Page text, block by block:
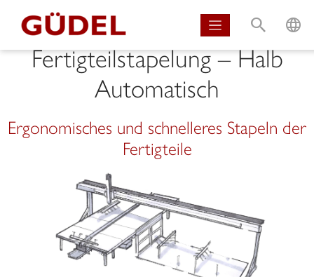
Fertigteilstapelung – Halb
Automatisch
Ergonomisches und schnelleres Stapeln der
Fertigteile